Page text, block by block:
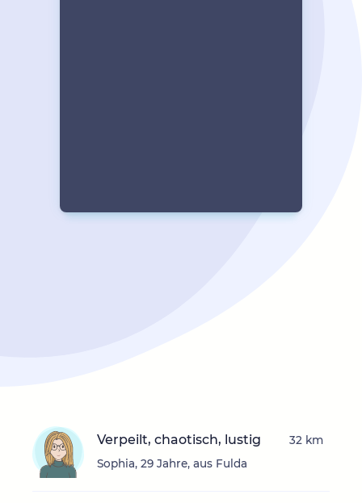
Verpeilt, chaotisch, lustig
Sophia, 29 Jahre, aus Fulda
32 km